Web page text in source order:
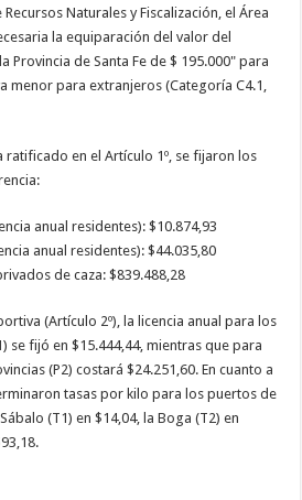
Naturales y Fiscalización, el Área
la equiparación del valor del
Provincia de Santa Fe de $ 195.000" para
menor para extranjeros (Categoría C4.1,
ratificado en el Artículo 1º, se fijaron los
anual residentes): $10.874,93
anual residentes): $44.035,80
de caza: $839.488,28
(Artículo 2º), la licencia anual para los
se fijó en $15.444,44, mientras que para
(P2) costará $24.251,60. En cuanto a
tasas por kilo para los puertos de
(T1) en $14,04, la Boga (T2) en